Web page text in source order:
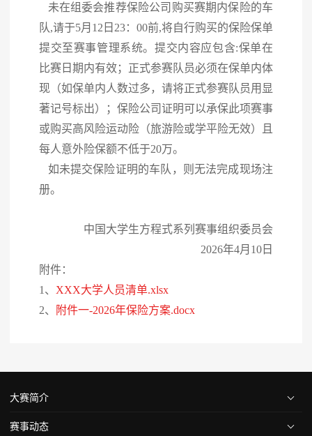
未在组委会推荐保险公司购买赛期内保险的车
队,请于5月12日23：00前,将自行购买的保险保单
提交至赛事管理系统。提交内容应包含:保单在
比赛日期内有效；正式参赛队员必须在保单内体
现（如保单内人数过多，请将正式参赛队员用显
著记号标出）；保险公司证明可以承保此项赛事
或购买高风险运动险（旅游险或学平险无效）且
每人意外险保额不低于20万。
如未提交保险证明的车队，则无法完成现场注
册。
中国大学生方程式系列赛事组织委员会
2026年4月10日
附件：
1、 XXX大学人员清单.xlsx
2、
附件一-2026年保险方案.docx
大赛简介
赛事动态